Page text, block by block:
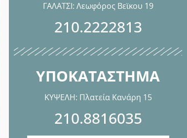
ΓΑΛΑΤΣΙ: Λεωφόρος Βεϊκου 19
210.2222813
ΥΠΟΚΑΤΑΣΤΗΜΑ
ΚΥΨΕΛΗ: Πλατεία Κανάρη 15
210.8816035